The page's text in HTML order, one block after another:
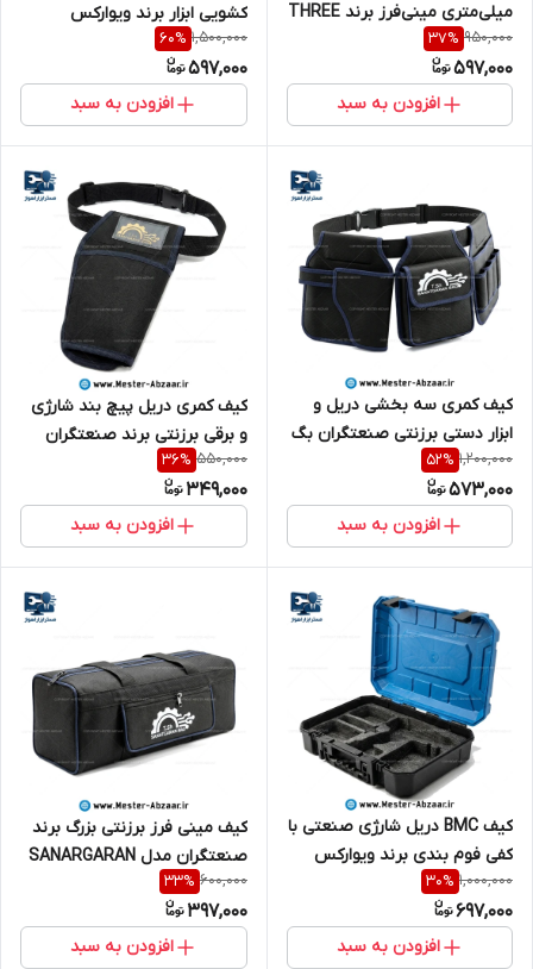
میلی‌متری مینی‌فرز برند THREE
مدل ST36
950,000
37%
597,000
افزودن به سبد
کشویی ابزار برند ویوارکس
صنعتی مدل VIVAREX BMC
BAG
1,500,000
60%
597,000
افزودن به سبد
کیف کمری سه بخشی دریل و
ابزار دستی برزنتی صنعتگران بگ
مدل SANATGARAN BAG
1,200,000
52%
573,000
افزودن به سبد
کیف کمری دریل پیچ بند شارژی
و برقی برزنتی برند صنعتگران
مدل SANATGARAN BAG
550,000
36%
349,000
افزودن به سبد
کیف BMC دریل شارژی صنعتی با
کفی فوم بندی برند ویوارکس
مدل VIVAREX BAG TOOLS
1,000,000
30%
697,000
افزودن به سبد
کیف مینی فرز برزنتی بزرگ برند
صنعتگران مدل SANARGARAN
BAG مینی سنگ جت و ابزار
دستی
600,000
33%
397,000
افزودن به سبد